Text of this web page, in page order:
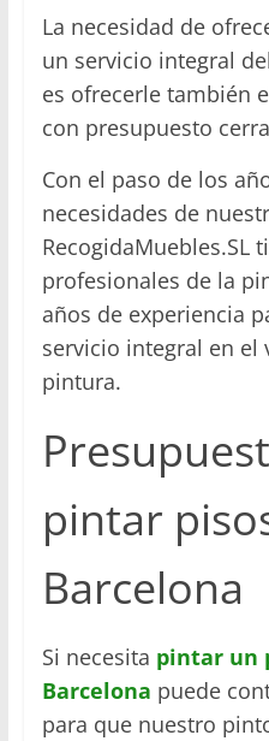
La necesidad de
un servicio integral
es ofrecerle también
con presupuesto
Con el paso de los
necesidades de
RecogidaMuebles.SL
profesionales de la
años de experiencia
servicio integral en el
pintura.
pintar
Barcelona
Si necesita pintar un
Barcelona puede
para que nuestro